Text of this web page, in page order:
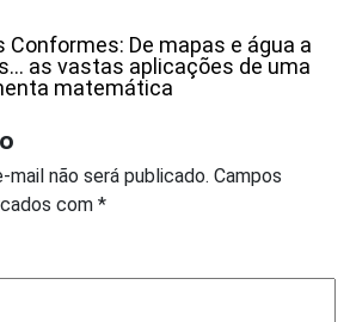
De mapas e água a
as vastas aplicações de uma
matemática
não será publicado. Campos
com *